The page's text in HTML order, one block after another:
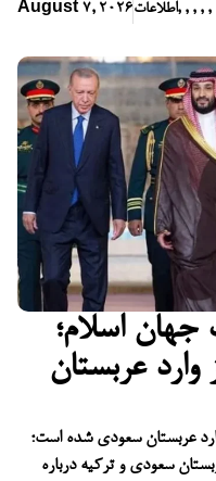
August 7, 2026اطلاعات, , , , ,
اسلام؛
عربستان
عربستان سعودی شده است؛
سعودی و ترکیه درباره